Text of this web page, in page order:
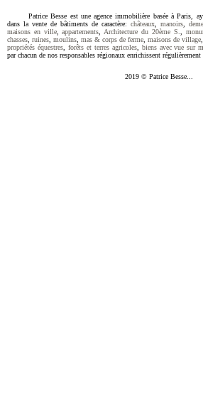
Patrice Besse est une agence immobilière basée à Paris,
dans la vente de bâtiments de caractère: châteaux, manoirs,
maisons en ville,appartements,Architecture du 20ème S.,
chasses, ruines, moulins, mas & corps de ferme, maisons de village,
propriétés équestres, forêts et terres agricoles, biens avec vue sur
par chacun de nos responsables régionaux enrichissent régulièrement
2019 © Patrice Besse...